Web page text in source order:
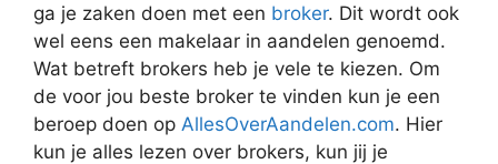
ga je zaken doen met een broker. Dit wordt ook
wel eens een makelaar in aandelen genoemd.
Wat betreft brokers heb je vele te kiezen. Om
de voor jou beste broker te vinden kun je een
beroep doen op AllesOverAandelen.com. Hier
kun je alles lezen over brokers, kun jij je